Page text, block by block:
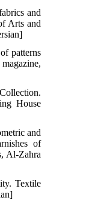
of fabrics and
of Arts and
[in Persian]
of patterns
magazine,
Collection.
Printing House
of geometric and
the varnishes of
Thesis, Al-Zahra
identity. Textile
Persian]